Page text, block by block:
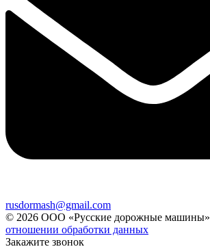
rusdormash@gmail.com
© 2026 ООО «Русские дорожные машины»
отношении обработки данных
Закажите звонок